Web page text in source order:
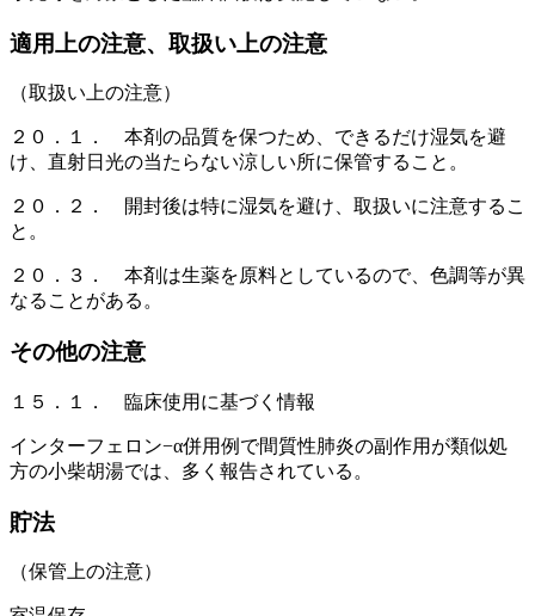
適用上の注意、取扱い上の注意
（取扱い上の注意）
２０．１． 本剤の品質を保つため、できるだけ湿気を避
け、直射日光の当たらない涼しい所に保管すること。
２０．２． 開封後は特に湿気を避け、取扱いに注意するこ
と。
２０．３． 本剤は生薬を原料としているので、色調等が異
なることがある。
その他の注意
１５．１． 臨床使用に基づく情報
インターフェロン−α併用例で間質性肺炎の副作用が類似処
方の小柴胡湯では、多く報告されている。
貯法
（保管上の注意）